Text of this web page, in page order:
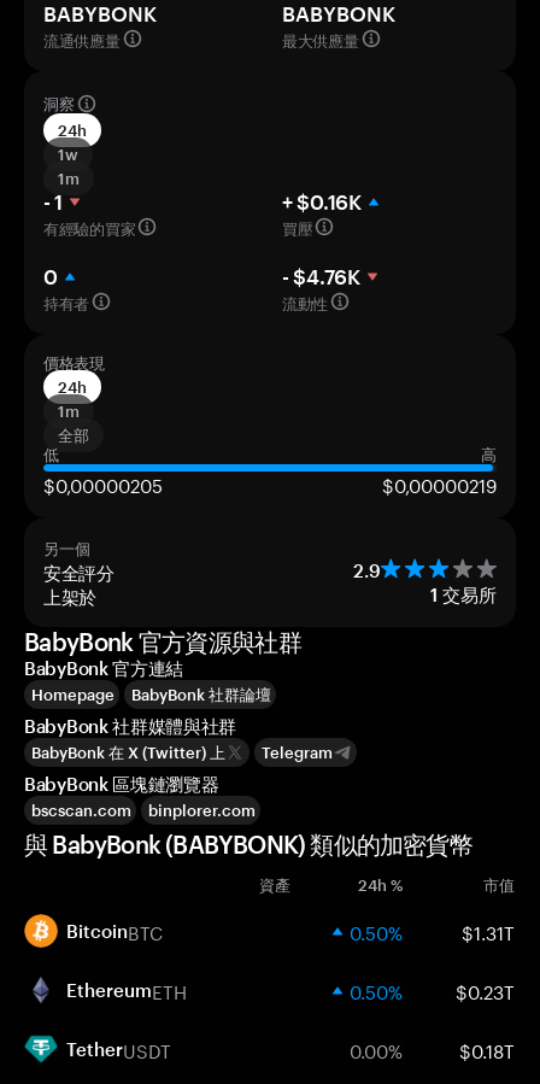
BABYBONK
流通供應量
BABYBONK
最大供應量
洞察
24h
1w
1m
- 1
有經驗的買家
+ $0.16K
買壓
0
持有者
- $4.76K
流動性
價格表現
24h
1m
全部
低
高
$0,00000205 $0,00000219
另一個
安全評分 2.9
上架於 1 交易所
BabyBonk 官方資源與社群
BabyBonk 官方連結
Homepage BabyBonk 社群論壇
BabyBonk 社群媒體與社群
BabyBonk 在 X (Twitter) 上 Telegram
BabyBonk 區塊鏈瀏覽器
bscscan.com binplorer.com
與 BabyBonk (BABYBONK) 類似的加密貨幣
資產 24h % 市值
BitcoinBTC 0.50% $1.31T
EthereumETH 0.50% $0.23T
TetherUSDT 0.00% $0.18T